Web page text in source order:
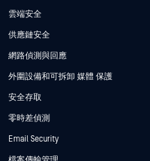
雲端安全
供應鏈安全
網路偵測與回應
外圍設備和可拆卸 媒體 保護
安全存取
零時差偵測
Email Security